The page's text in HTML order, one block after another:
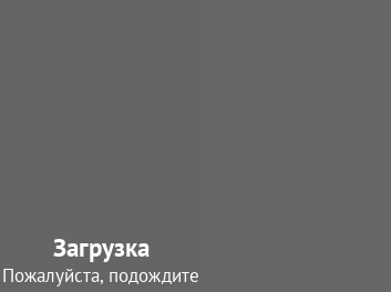
Загрузка
Пожалуйста, подождите